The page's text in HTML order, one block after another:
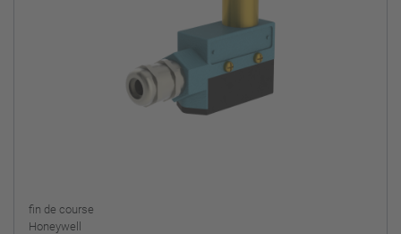
fin de course
Honeywell